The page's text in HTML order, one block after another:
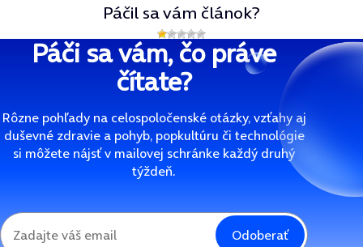
Páčil sa vám článok?
Páči sa vám, čo práve
čítate?
Rôzne pohľady na celospoločenské otázky, vzťahy aj
duševné zdravie a pohyb, popkultúru či technológie
si môžete nájsť v mailovej schránke každý druhý
týždeň.
Odoberať